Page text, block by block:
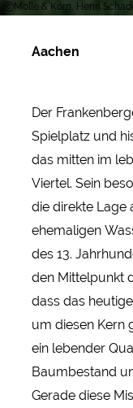
Molle & Korn, Henri
Aachen
Der
Spielplatz und
das mitten im
Viertel. Sein
die direkte Lage
ehemaligen
des 13.
den Mittelpunkt
dass das
um diesen Kern
ein lebender
Baumbestand
Gerade diese